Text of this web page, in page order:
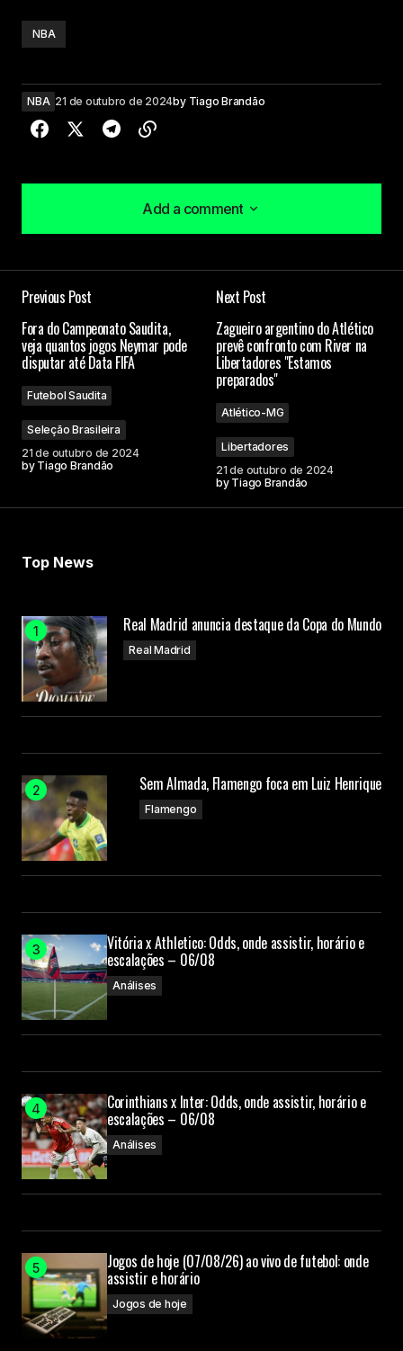
NBA
NBA 21 de outubro de 2024by Tiago Brandão
Add a comment
Add a comment
Campos obrigatórios são marcados com*
Previous Post
Fora do Campeonato Saudita,
veja quantos jogos Neymar pode
disputar até Data FIFA
Futebol Saudita
Seleção Brasileira
21 de outubro de 2024
by Tiago Brandão
Next Post
Zagueiro argentino do Atlético
prevê confronto com River na
Libertadores "Estamos
preparados"
Atlético-MG
Libertadores
21 de outubro de 2024
by Tiago Brandão
Top News
Real Madrid anuncia destaque da Copa do Mundo
Real Madrid
Sem Almada, Flamengo foca em Luiz Henrique
Flamengo
Vitória x Athletico: Odds, onde assistir, horário e
escalações – 06/08
Análises
Corinthians x Inter: Odds, onde assistir, horário e
escalações – 06/08
Análises
Jogos de hoje (07/08/26) ao vivo de futebol: onde
assistir e horário
Jogos de hoje